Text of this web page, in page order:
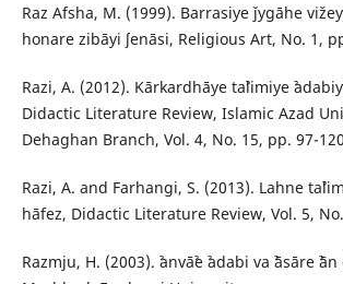
Raz Afsha, M. (1999). Barrasiye ǰygāhe
honare zibāyi ʃenāsi, Religious Art, No. 1,
Razi, A. (2012). Kārkardhāye taˀlimiye
Didactic Literature Review, Islamic Azad
Dehaghan Branch, Vol. 4, No. 15, pp. 97-
Razi, A. and Farhangi, S. (2013). Lahne
hāfez, Didactic Literature Review, Vol. 5,
Razmju, H. (2003). ˀanvāˀe ˀadabi va ˀāsāre